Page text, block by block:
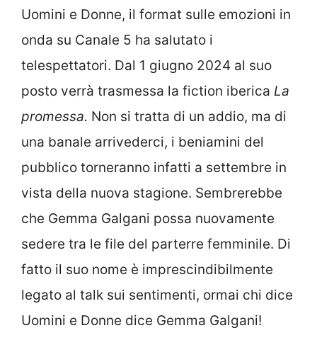
Uomini e Donne, il format sulle emozioni in
onda su Canale 5 ha salutato i
telespettatori. Dal 1 giugno 2024 al suo
posto verrà trasmessa la fiction iberica La
promessa. Non si tratta di un addio, ma di
una banale arrivederci, i beniamini del
pubblico torneranno infatti a settembre in
vista della nuova stagione. Sembrerebbe
che Gemma Galgani possa nuovamente
sedere tra le file del parterre femminile. Di
fatto il suo nome è imprescindibilmente
legato al talk sui sentimenti, ormai chi dice
Uomini e Donne dice Gemma Galgani!